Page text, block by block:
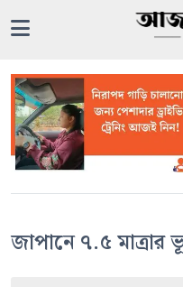
জাপানে ৭.৫ মাত্রার